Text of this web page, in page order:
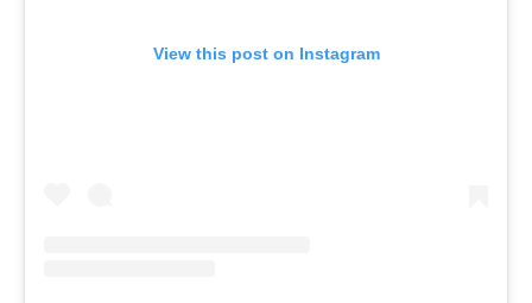
View this post on Instagram